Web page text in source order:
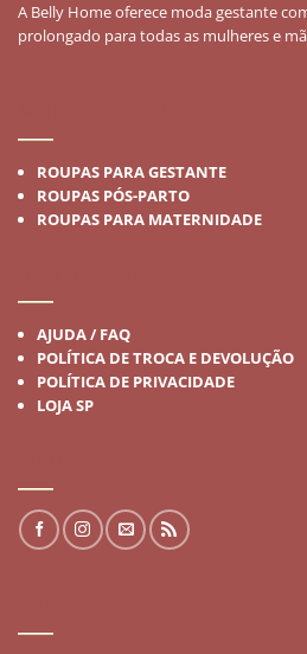
A Belly Home oferece moda gestante
prolongado para todas as mulheres e
ROUPAS PARA GESTANTE
ROUPAS PÓS-PARTO
ROUPAS PARA MATERNIDADE
AJUDA / FAQ
POLÍTICA DE TROCA E DEVOLUÇÃO
POLÍTICA DE PRIVACIDADE
LOJA SP